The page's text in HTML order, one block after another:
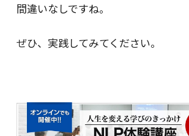
間違いなしですね。
ぜひ、実践してみてください。